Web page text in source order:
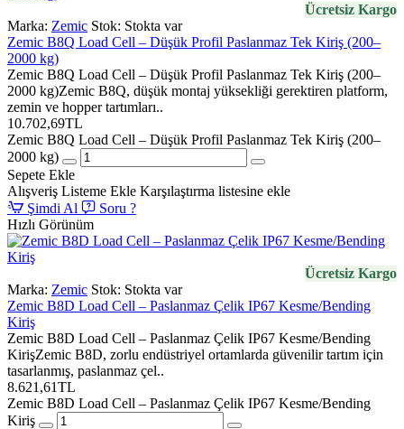
Ücretsiz Kargo
Marka: Zemic Stok: Stokta var
Zemic B8Q Load Cell – Düşük Profil Paslanmaz Tek Kiriş (200–
2000 kg)
Zemic B8Q Load Cell – Düşük Profil Paslanmaz Tek Kiriş (200–
2000 kg)Zemic B8Q, düşük montaj yüksekliği gerektiren platform,
zemin ve hopper tartımları..
10.702,69TL
Zemic B8Q Load Cell – Düşük Profil Paslanmaz Tek Kiriş (200–
2000 kg)
Sepete Ekle
Alışveriş Listeme Ekle Karşılaştırma listesine ekle
Şimdi Al
Soru ?
Hızlı Görünüm
Ücretsiz Kargo
Marka: Zemic Stok: Stokta var
Zemic B8D Load Cell – Paslanmaz Çelik IP67 Kesme/Bending
Kiriş
Zemic B8D Load Cell – Paslanmaz Çelik IP67 Kesme/Bending
KirişZemic B8D, zorlu endüstriyel ortamlarda güvenilir tartım için
tasarlanmış, paslanmaz çel..
8.621,61TL
Zemic B8D Load Cell – Paslanmaz Çelik IP67 Kesme/Bending
Kiriş